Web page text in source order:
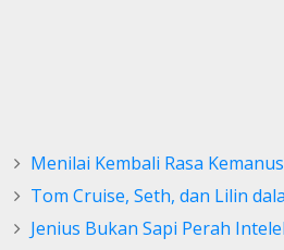
Menilai Kembali Rasa
Tom Cruise, Seth, dan Lilin
Jenius Bukan Sapi Perah